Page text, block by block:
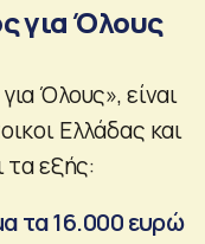
για Όλους
Όλους», είναι
Ελλάδας και
τα εξής:
τα 16.000 ευρώ